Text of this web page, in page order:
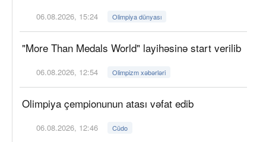
06.08.2026, 15:24 Olimpiya dünyası
"More Than Medals World" layihəsinə start verilib
06.08.2026, 12:54 Olimpizm xəbərləri
Olimpiya çempionunun atası vəfat edib
06.08.2026, 12:46 Cüdo